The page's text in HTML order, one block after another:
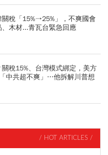
關稅「15%→25%」，不爽國會
木材...青瓦台緊急回應
稅15%、台灣模式綁定，美方
中共超不爽」…他拆解川普想
/ HOT ARTICLES /